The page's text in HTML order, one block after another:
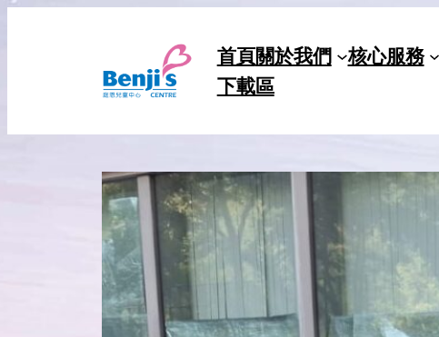
首頁關於我們 核心服務
下載區